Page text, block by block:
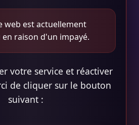
web est actuellement
raison d'un impayé.
votre service et réactiver
de cliquer sur le bouton
suivant :